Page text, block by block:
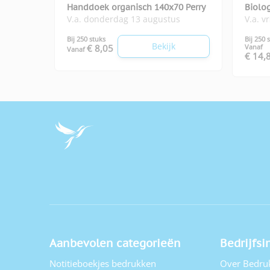
Handdoek organisch 140x70 Perry
V.a. donderdag 13 augustus
Bij 250 stuks
Vanaf € 8,05 Bekijk
V.a.
Bij 250
Vanaf
€
Aanbevolen categorieën
Notitieboekjes bedrukken Over